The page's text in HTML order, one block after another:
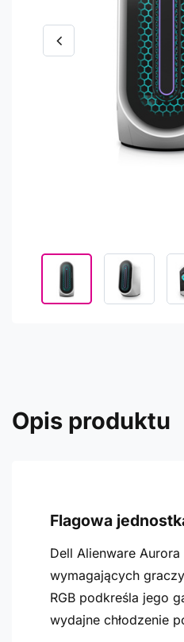
Opis produktu
Flagowa
Dell Alienware
wymagających
RGB podkreśla jego
wydajne chłodzenie